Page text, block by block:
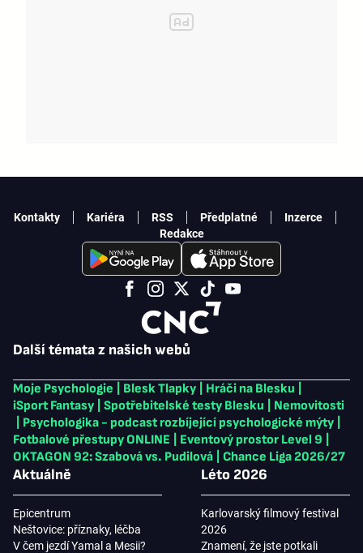
Další témata z našich webů
Moje Psychologie Blesk Tlapky Hráči na Blesku
iSport Fantasy
Spotřebitelské testy Blesku
Nemovitosti
Psychologika - podcast rozbíjející psychologické mýty
Fotbalové přestupy ONLINE
Eventový prostor Level 9
OKTAGON 92: Szabová vs. Pudilová
Chance Liga 2026/27
Aktuálně
Epicentrum
Neštovice: příznaky, léčba
V čem jezdí Yamal a Mesii?
Léto 2026
Karlovarský filmový festival
2026
Znamení, že jste potkali
Kontakty Kariéra RSS Předplatné
Inzerce
Redakce